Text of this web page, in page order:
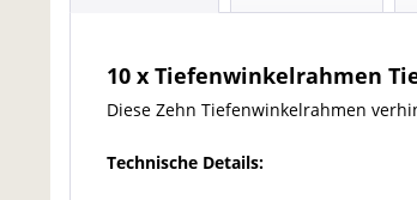
10 x Tiefenwinkelrahmen
Diese Zehn Tiefenwinkelrahmen
Technische Details: